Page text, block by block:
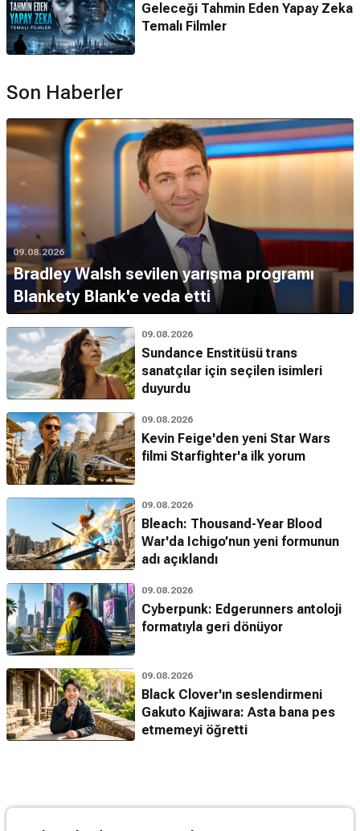
Geleceği Tahmin Eden Yapay Zeka
Temalı Filmler
Son Haberler
09.08.2026
Bradley Walsh sevilen yarışma programı
Blankety Blank'e veda etti
09.08.2026
Sundance Enstitüsü trans
sanatçılar için seçilen isimleri
duyurdu
09.08.2026
Kevin Feige'den yeni Star Wars
filmi Starfighter'a ilk yorum
09.08.2026
Bleach: Thousand-Year Blood
War'da Ichigo’nun yeni formunun
adı açıklandı
09.08.2026
Cyberpunk: Edgerunners antoloji
formatıyla geri dönüyor
09.08.2026
Black Clover'ın seslendirmeni
Gakuto Kajiwara: Asta bana pes
etmemeyi öğretti